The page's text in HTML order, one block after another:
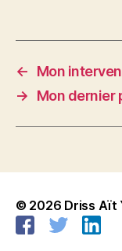
←
Mon
→
Mon dernier
© 2026 Driss Aït